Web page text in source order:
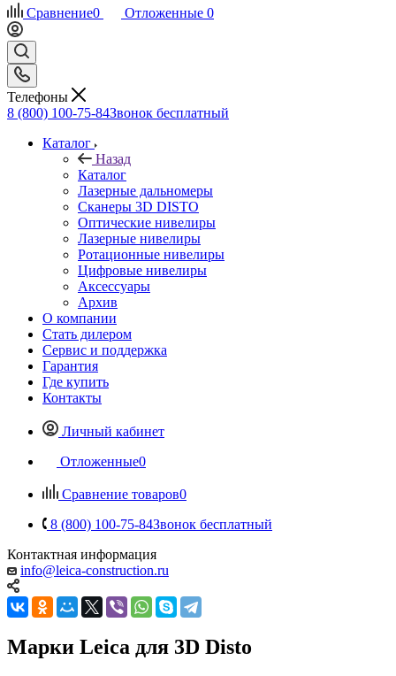
Сравнение0 Отложенные 0
Телефоны
8 (800) 100-75-84Звонок бесплатный
Каталог
Назад
Каталог
Лазерные дальномеры
Сканеры 3D DISTO
Оптические нивелиры
Лазерные нивелиры
Ротационные нивелиры
Цифровые нивелиры
Аксессуары
Архив
О компании
Стать дилером
Сервис и поддержка
Гарантия
Где купить
Контакты
Личный кабинет
Отложенные0
Сравнение товаров0
8 (800) 100-75-84Звонок бесплатный
Контактная информация
info@leica-construction.ru
Марки Leica для 3D Disto